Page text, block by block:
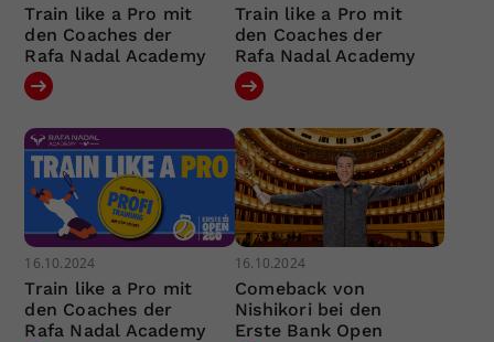
Train like a Pro mit
den Coaches der
Rafa Nadal Academy
Train like a Pro mit
den Coaches der
Rafa Nadal Academy
16.10.2024
Train like a Pro mit
den Coaches der
Rafa Nadal Academy
16.10.2024
Comeback von
Nishikori bei den
Erste Bank Open